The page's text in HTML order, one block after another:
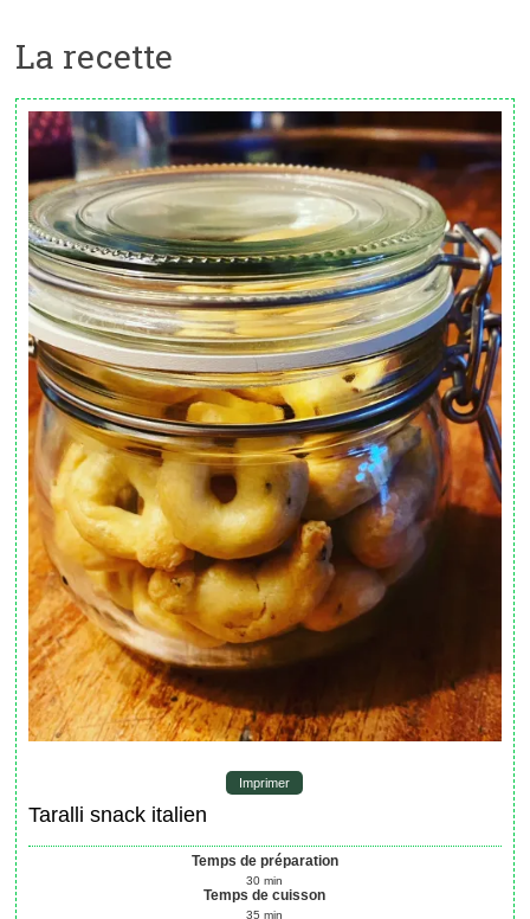
La recette
Imprimer
Taralli snack italien
Temps de préparation
30 min
Temps de cuisson
35 min